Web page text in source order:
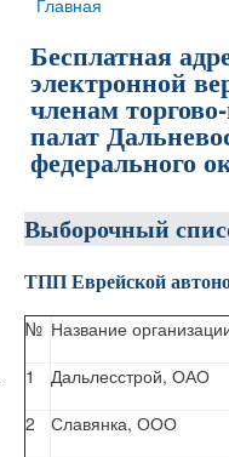
Вы здесь
Главная
Бесплатная
электронной
членам
палат
федерального
Выборочный
ТПП Еврейской
№ Название
1
Дальлесстрой, ОАО
2
Славянка, ООО